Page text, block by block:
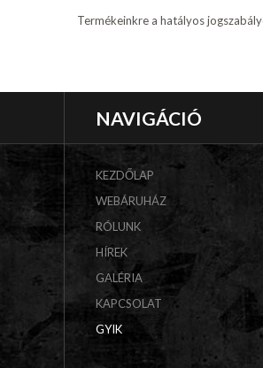
Termékeinkre a hatályos
NAVIGÁCIÓ
KEZDŐLAP
WEBÁRUHÁZ
RÓLUNK
HÍREK
GALÉRIA
KAPCSOLAT
GYIK